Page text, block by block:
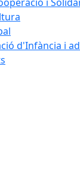
d'Infància i